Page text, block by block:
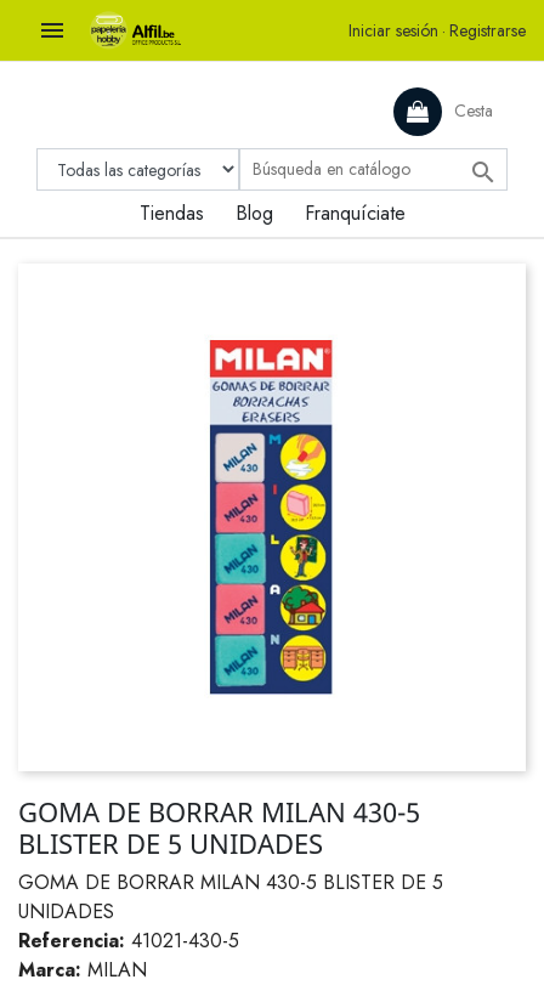
 Iniciar sesión · Registrarse
Cesta

Tiendas Blog Franquíciate
GOMA DE BORRAR MILAN 430-5
BLISTER DE 5 UNIDADES
GOMA DE BORRAR MILAN 430-5 BLISTER DE 5
UNIDADES
Referencia: 41021-430-5
Marca: MILAN